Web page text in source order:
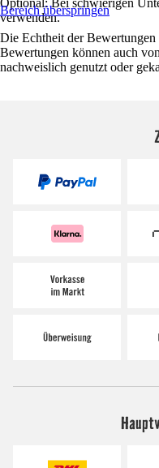
Optional: Bei schwierigen
verwenden.
Bereich überspringen
Die Echtheit der
Bewertungen können auch
nachweislich genutzt oder